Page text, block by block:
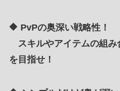
🔶 PvPの奥深い戦略性！
スキルやアイテムの組み
を目指せ！